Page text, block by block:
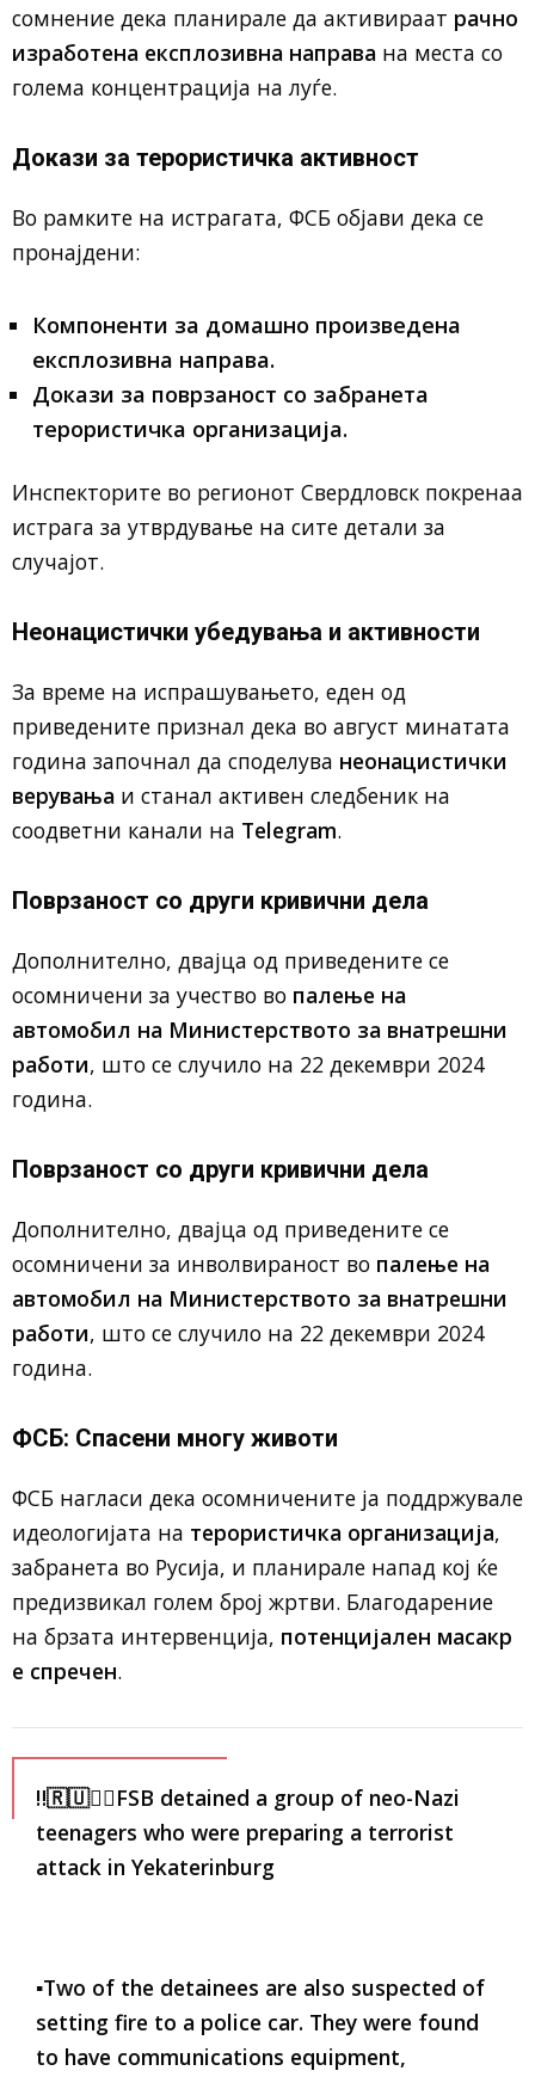
сомнение дека планирале да активираат рачно
изработена експлозивна направа на места со
голема концентрација на луѓе.
Докази за терористичка активност
Во рамките на истрагата, ФСБ објави дека се
пронајдени:
Компоненти за домашно произведена
експлозивна направа.
Докази за поврзаност со забранета
терористичка организација.
Инспекторите во регионот Свердловск покренаа
истрага за утврдување на сите детали за
случајот.
Неонацистички убедувања и активности
За време на испрашувањето, еден од
приведените признал дека во август минатата
година започнал да споделува неонацистички
верувања и станал активен следбеник на
соодветни канали на Telegram.
Поврзаност со други кривични дела
Дополнително, двајца од приведените се
осомничени за учество во палење на
автомобил на Министерството за внатрешни
работи, што се случило на 22 декември 2024
година.
Поврзаност со други кривични дела
Дополнително, двајца од приведените се
осомничени за инволвираност во палење на
автомобил на Министерството за внатрешни
работи, што се случило на 22 декември 2024
година.
ФСБ: Спасени многу животи
ФСБ нагласи дека осомничените ја поддржувале
идеологијата на терористичка организација,
забранета во Русија, и планирале напад кој ќе
предизвикал голем број жртви. Благодарение
на брзата интервенција, потенцијален масакр
е спречен.
‼️🇷🇺🏴‍☠️FSB detained a group of neo-Nazi
teenagers who were preparing a terrorist
attack in Yekaterinburg
▪️Two of the detainees are also suspected of
setting fire to a police car. They were found
to have communications equipment,